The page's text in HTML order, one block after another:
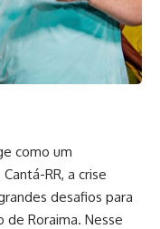
como um
RR, a crise
desafios para
Roraima. Nesse